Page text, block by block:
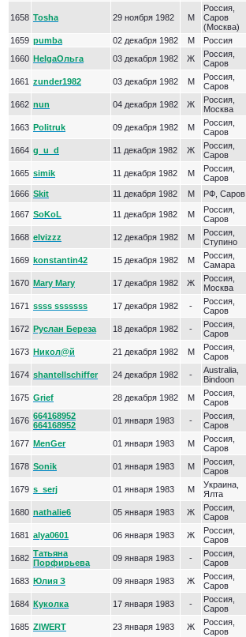
1658 Tosha 29 ноября 1982 М
Россия,
Саров
(Москва)
1659 pumba 02 декабря 1982 М Россия
1660 HelgaОльга 03 декабря 1982 Ж
Россия,
Саров
1661 zunder1982 03 декабря 1982 М
Россия,
Саров
1662 nun 04 декабря 1982 Ж
Россия,
Москва
1663 Politruk 09 декабря 1982 М
Россия,
Саров
1664 g_u_d 11 декабря 1982 Ж
Россия,
Саров
1665 simik 11 декабря 1982 М
Россия,
Саров
1666 Skit 11 декабря 1982 М РФ, Саров
1667 SoKoL 11 декабря 1982 М
Россия,
Саров
1668 elvizzz 12 декабря 1982 М
Россия,
Ступино
1669 konstantin42 15 декабря 1982 М
Россия,
Самара
1670 Mary Mary 17 декабря 1982 Ж
Россия,
Москва
1671 ssss sssssss 17 декабря 1982 -
Россия,
Саров
1672 Руслан Береза 18 декабря 1982 -
Россия,
Саров
1673 Никол@й 21 декабря 1982 М
Россия,
Саров
1674 shantellschiffer 24 декабря 1982 -
Australia,
Bindoon
1675 Grief 28 декабря 1982 М
Россия,
Саров
1676 664168952
664168952
01 января 1983 -
Россия,
Саров
1677 MenGer 01 января 1983 М
Россия,
Саров
1678 Sonik 01 января 1983 М
Россия,
Саров
1679 s_serj 01 января 1983 М
Украина,
Ялта
1680 nathalie6 05 января 1983 Ж
Россия,
Саров
1681 alya0601 06 января 1983 Ж
Россия,
Саров
1682 Татьяна
Порфирьева
09 января 1983 -
Россия,
Саров
1683 Юлия З 09 января 1983 Ж
Россия,
Саров
1684 Куколка 17 января 1983 -
Россия,
Саров
1685 ZIWERT 23 января 1983 Ж
Россия,
Саров